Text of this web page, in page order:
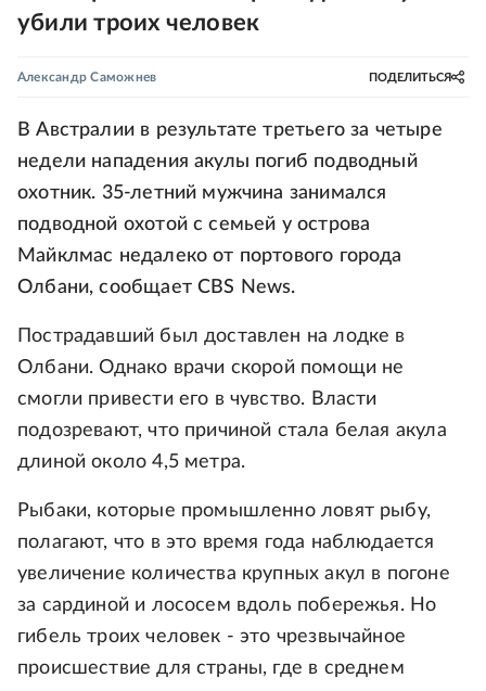
убили троих человек
Александр Саможнев ПОДЕЛИТЬСЯ
В Австралии в результате третьего за четыре
недели нападения акулы погиб подводный
охотник. 35-летний мужчина занимался
подводной охотой с семьей у острова
Майклмас недалеко от портового города
Олбани, сообщает CBS News.
Пострадавший был доставлен на лодке в
Олбани. Однако врачи скорой помощи не
смогли привести его в чувство. Власти
подозревают, что причиной стала белая акула
длиной около 4,5 метра.
Рыбаки, которые промышленно ловят рыбу,
полагают, что в это время года наблюдается
увеличение количества крупных акул в погоне
за сардиной и лососем вдоль побережья. Но
гибель троих человек - это чрезвычайное
происшествие для страны, где в среднем